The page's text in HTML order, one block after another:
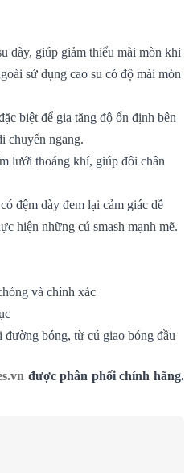
dày, giúp giảm thiểu mài mòn khi
sử dụng cao su có độ mài mòn
biệt để gia tăng độ ổn định bên
chuyển ngang.
lưới thoáng khí, giúp đôi chân
đệm dày đem lại cảm giác dễ
hiện những cú smash mạnh mẽ.
và chính xác
đường bóng, từ cú giao bóng đầu
được phân phối chính hãng.